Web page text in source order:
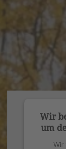
Wir
um
Wir